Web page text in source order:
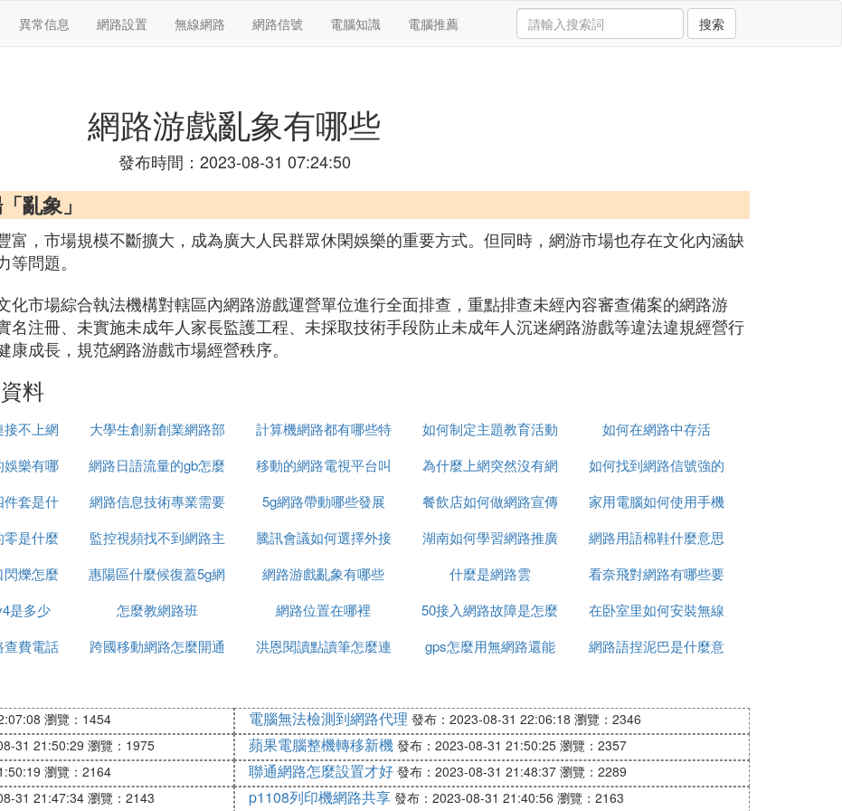
異常信息 網路設置 無線網路 網路信號 電腦知識 電腦推薦 搜索
網路游戲亂象有哪些
發布時間：2023-08-31 07:24:50
亂象」
富，市場規模不斷擴大，成為廣大人民群眾休閑娛樂的重要方式。但同時，網游市場也存在文化內涵缺
問題。
化市場綜合執法機構對轄區內網路游戲運營單位進行全面排查，重點排查未經內容審查備案的網路游
名注冊、未實施未成年人家長監護工程、未採取技術手段防止未成年人沉迷網路游戲等違法違規經營行
成長，規范網路游戲市場經營秩序。
料
不上網
大學生創新創業網路部
學什麼
計算機網路都有哪些特
徵
如何制定主題教育活動
網路圖
如何在網路中存活
娛樂有哪
網路日語流量的gb怎麼
讀
移動的網路電視平台叫
什麼
為什麼上網突然沒有網
路了
如何找到網路信號強的
人
件套是什
網路信息技術專業需要
什麼電腦
5g網路帶動哪些發展 餐飲店如何做網路宣傳
家用電腦如何使用手機
網路
是什麼
監控視頻找不到網路主
機什麼意思
騰訊會議如何選擇外接
網路攝像頭
湖南如何學習網路推廣
網路用語棉鞋什麼意思
閃爍怎麼
惠陽區什麼候復蓋5g網
路
網路游戲亂象有哪些 什麼是網路雲
看奈飛對網路有哪些要
求
是多少 怎麼教網路班 網路位置在哪裡
50接入網路故障是怎麼
回事
在卧室里如何安裝無線
網路
查費電話
跨國移動網路怎麼開通
洪恩閱讀點讀筆怎麼連
gps怎麼用無網路還能
網路語捏泥巴是什麼意
瀏覽：1454 電腦無法檢測到網路代理 發布：2023-08-31 22:06:18 瀏覽：2346
31 21:50:29 瀏覽：1975 蘋果電腦整機轉移新機 發布：2023-08-31 21:50:25 瀏覽：2357
瀏覽：2164 聯通網路怎麼設置才好 發布：2023-08-31 21:48:37 瀏覽：2289
31 21:47:34 瀏覽：2143 p1108列印機網路共享 發布：2023-08-31 21:40:56 瀏覽：2163